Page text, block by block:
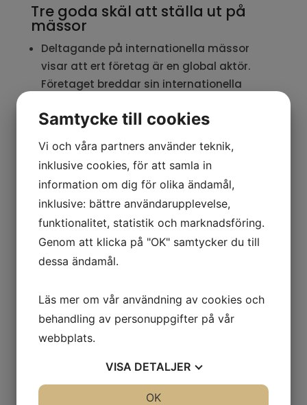
Tre goda skäl att ställa ut på
mässor
Deltagande på internationella mässor
visar att ert företag är en global aktör.
Företaget breddar sin internationella
prestige.
Mässdeltagande är en viktig del i
affärsutvecklingen. Företaget får direkt
feedback på nya produkter och lösningar
och får tillfälle att bevaka konkurrenter.
Mässdeltagandet bidrar till
medarbetarnas kompetensutveckling
genom seminarier och konferenser som ger
en bra bild av branschen och den senaste
Samtycke till cookies
Vi och våra partners använder teknik,
inklusive cookies, för att samla in
information om dig för olika ändamål,
inklusive: bättre användarupplevelse,
funktionalitet, statistik och marknadsföring.
Genom att klicka på "OK" samtycker du till
dessa ändamål.
Läs mer om vår användning av cookies och
behandling av personuppgifter på vår
webbplats.
VISA DETALJER
OK